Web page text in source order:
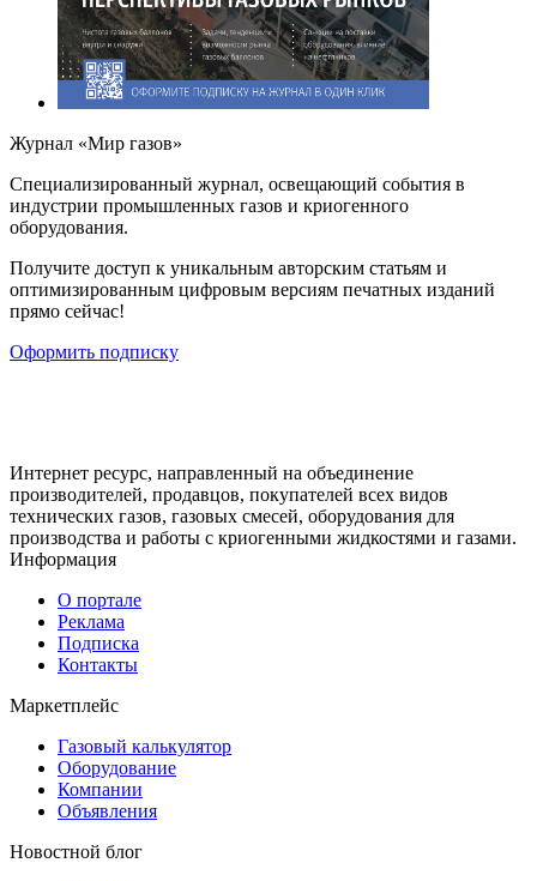
Журнал «Мир газов»
Cпециализированный журнал, освещающий события в
индустрии промышленных газов и криогенного
оборудования.
Получите доступ к уникальным авторским статьям и
оптимизированным цифровым версиям печатных изданий
прямо сейчас!
Оформить подписку
Интернет ресурс, направленный на объединение
производителей, продавцов, покупателей всех видов
технических газов, газовых смесей, оборудования для
производства и работы с криогенными жидкостями и газами.
Информация
О портале
Реклама
Подписка
Контакты
Маркетплейс
Газовый калькулятор
Оборудование
Компании
Объявления
Новостной блог